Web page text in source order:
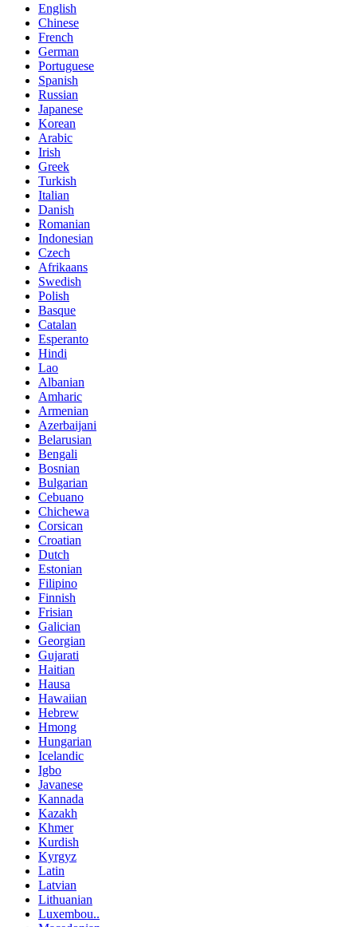
English
Chinese
French
German
Portuguese
Spanish
Russian
Japanese
Korean
Arabic
Irish
Greek
Turkish
Italian
Danish
Romanian
Indonesian
Czech
Afrikaans
Swedish
Polish
Basque
Catalan
Esperanto
Hindi
Lao
Albanian
Amharic
Armenian
Azerbaijani
Belarusian
Bengali
Bosnian
Bulgarian
Cebuano
Chichewa
Corsican
Croatian
Dutch
Estonian
Filipino
Finnish
Frisian
Galician
Georgian
Gujarati
Haitian
Hausa
Hawaiian
Hebrew
Hmong
Hungarian
Icelandic
Igbo
Javanese
Kannada
Kazakh
Khmer
Kurdish
Kyrgyz
Latin
Latvian
Lithuanian
Luxembou..